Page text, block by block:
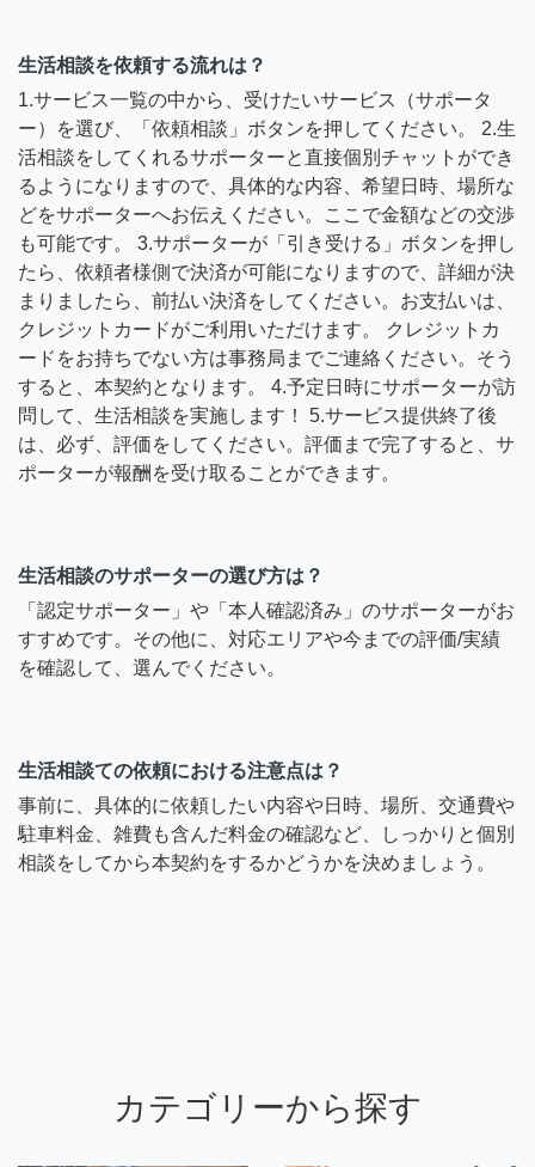
生活相談を依頼する流れは？
1.サービス一覧の中から、受けたいサービス（サポータ
ー）を選び、「依頼相談」ボタンを押してください。 2.生
活相談をしてくれるサポーターと直接個別チャットができ
るようになりますので、具体的な内容、希望日時、場所な
どをサポーターへお伝えください。ここで金額などの交渉
も可能です。 3.サポーターが「引き受ける」ボタンを押し
たら、依頼者様側で決済が可能になりますので、詳細が決
まりましたら、前払い決済をしてください。お支払いは、
クレジットカードがご利用いただけます。 クレジットカ
ードをお持ちでない方は事務局までご連絡ください。そう
すると、本契約となります。 4.予定日時にサポーターが訪
問して、生活相談を実施します！ 5.サービス提供終了後
は、必ず、評価をしてください。評価まで完了すると、サ
ポーターが報酬を受け取ることができます。
生活相談のサポーターの選び方は？
「認定サポーター」や「本人確認済み」のサポーターがお
すすめです。その他に、対応エリアや今までの評価/実績
を確認して、選んでください。
生活相談ての依頼における注意点は？
事前に、具体的に依頼したい内容や日時、場所、交通費や
駐車料金、雑費も含んだ料金の確認など、しっかりと個別
相談をしてから本契約をするかどうかを決めましょう。
カテゴリーから探す